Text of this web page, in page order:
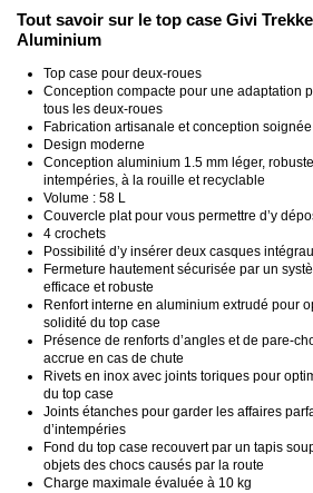
Tout savoir sur le top case Givi
Aluminium
Top case pour deux-roues
Conception compacte pour une adaptation
tous les deux-roues
Fabrication artisanale et conception soignée
Design moderne
Conception aluminium 1.5 mm léger,
intempéries, à la rouille et recyclable
Volume : 58 L
Couvercle plat pour vous permettre d’y
4 crochets
Possibilité d’y insérer deux casques
Fermeture hautement sécurisée par un
efficace et robuste
Renfort interne en aluminium extrudé pour
solidité du top case
Présence de renforts d’angles et de pare-
accrue en cas de chute
Rivets en inox avec joints toriques pour
du top case
Joints étanches pour garder les affaires
d’intempéries
Fond du top case recouvert par un tapis
objets des chocs causés par la route
Charge maximale évaluée à 10 kg